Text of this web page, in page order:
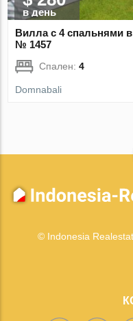
в день
Вилла с 4 спальнями
№ 1457
Спален:4
Domnabali
© Indonesia